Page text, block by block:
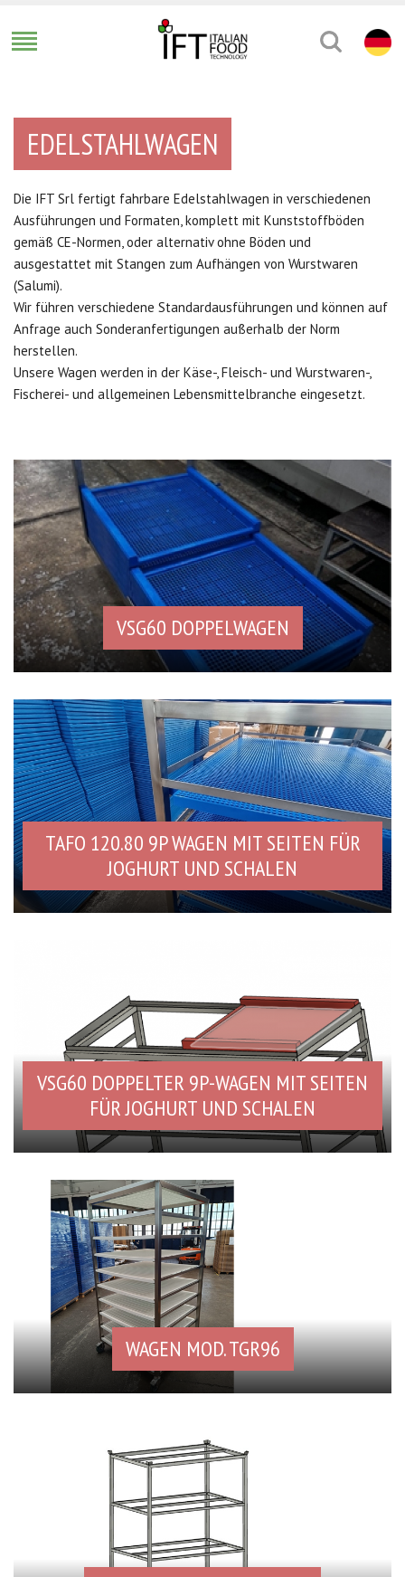
EDELSTAHLWAGEN
Die IFT Srl fertigt fahrbare Edelstahlwagen in verschiedenen
Ausführungen und Formaten, komplett mit Kunststoffböden
gemäß CE-Normen, oder alternativ ohne Böden und
ausgestattet mit Stangen zum Aufhängen von Wurstwaren
(Salumi).
Wir führen verschiedene Standardausführungen und können auf
Anfrage auch Sonderanfertigungen außerhalb der Norm
herstellen.
Unsere Wagen werden in der Käse-, Fleisch- und Wurstwaren-,
Fischerei- und allgemeinen Lebensmittelbranche eingesetzt.
VSG60 DOPPELWAGEN
TAFO 120.80 9P WAGEN MIT SEITEN FÜR
JOGHURT UND SCHALEN
VSG60 DOPPELTER 9P-WAGEN MIT SEITEN
FÜR JOGHURT UND SCHALEN
WAGEN MOD. TGR96